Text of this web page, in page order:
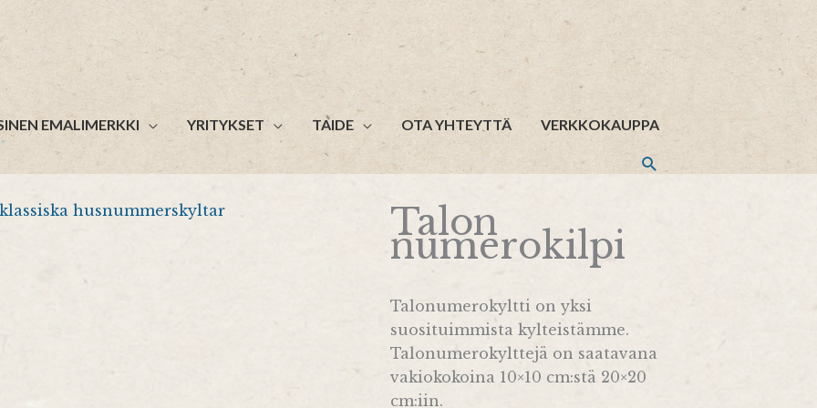
EMALIMERKKI YRITYKSET TAIDE OTA YHTEYTTÄ VERKKOKAUPPA
Talon
numerokilpi
Talonumerokyltti on yksi
suosituimmista kylteistämme.
Talonumerokylttejä on saatavana
vakiokokoina 10×10 cm:stä 20×20
cm:iin.